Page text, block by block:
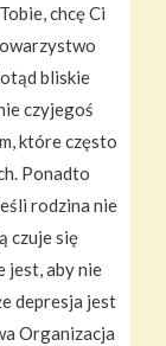
chcę Ci
bliskie
czyjegoś
które często
Ponadto
rodzina nie
czuje się
jest, aby nie
depresja jest
Organizacja